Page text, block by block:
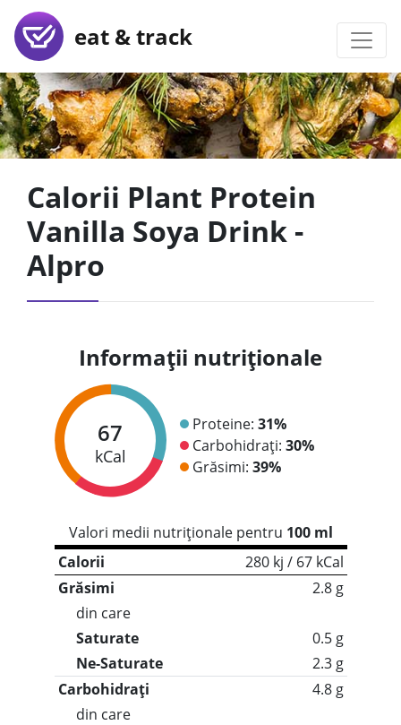
eat & track
Calorii Plant Protein
Vanilla Soya Drink -
Alpro
Informații nutriționale
67
kCal
Proteine: 31%
Carbohidrați: 30%
Grăsimi: 39%
Valori medii nutriționale pentru 100 ml
Calorii
280 kj / 67 kCal
Grăsimi
2.8 g
din care
Saturate
0.5 g
Ne-Saturate
2.3 g
Carbohidrați
4.8 g
din care